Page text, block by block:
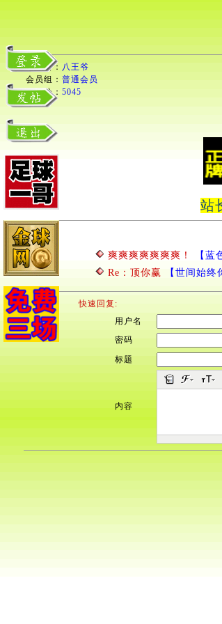
用户名： 八王爷
会员组： 普通会员
积分： 5045
站
爽爽爽爽爽爽爽！
【
Re：顶你赢
【世间始
快速回复:
用户名
密码
标题
内容